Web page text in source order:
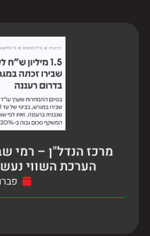
מרכז הנדל"ן – רמי
הערכת השווי
פברואר